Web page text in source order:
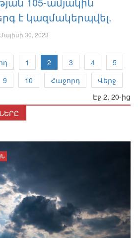
է կազմակերպվել.
Մայիսի 30, 2023
1 2 3 4
5
9 10 Հաջորդ
Վերջ
Էջ 2, 20-ից